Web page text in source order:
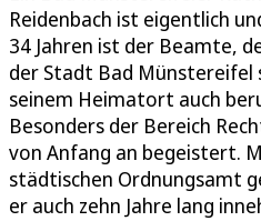
Reidenbach ist eigentlich
34 Jahren ist der Beamte,
der Stadt Bad
seinem Heimatort auch
Besonders der Bereich
von Anfang an begeistert.
städtischen Ordnungsamt
er auch zehn Jahre lang